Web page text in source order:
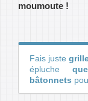
moumoute !
Fais juste
épluche
bâtonnets